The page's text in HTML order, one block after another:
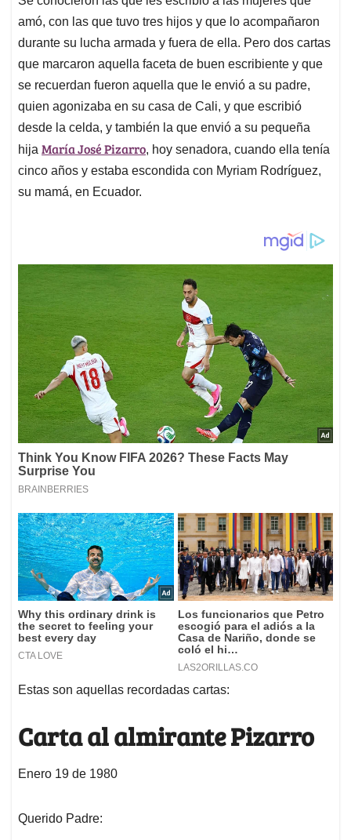
amó, con las que tuvo tres hijos y que lo acompañaron
durante su lucha armada y fuera de ella. Pero dos cartas
que marcaron aquella faceta de buen escribiente y que
se recuerdan fueron aquella que le envió a su padre,
quien agonizaba en su casa de Cali, y que escribió
desde la celda, y también la que envió a su pequeña
hija María José Pizarro, hoy senadora, cuando ella tenía
cinco años y estaba escondida con Myriam Rodríguez,
su mamá, en Ecuador.
Estas son aquellas recordadas cartas:
Carta al almirante Pizarro
Enero 19 de 1980
Querido Padre: